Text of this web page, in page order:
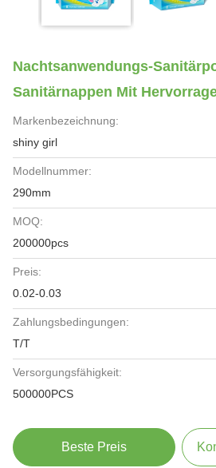
Nachtsanwendungs-
Sanitärnappen Mit
Markenbezeichnung:
shiny girl
Modellnummer:
290mm
MOQ:
200000pcs
Preis:
0.02-0.03
Zahlungsbedingungen:
T/T
Versorgungsfähigkeit:
500000PCS
Beste Preis